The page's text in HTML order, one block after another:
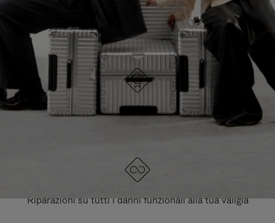
IN
PAUSA
PROGETTATO IN GERMANIA
Ogni articolo è testato per la qualità e attentamente
Riparazioni su tutti i danni funzionali alla tua valigia